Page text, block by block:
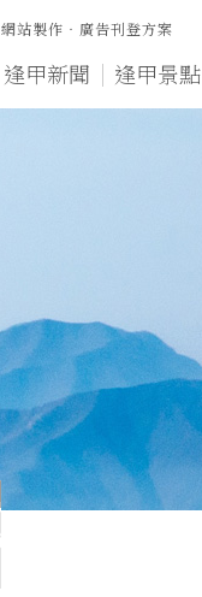
逢甲新聞 逢甲景點
網站製作‧廣告刊登方案